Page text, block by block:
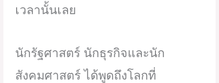
เวลานั้นเลย
นักรัฐศาสตร์ นักธุรกิจและนัก
สังคมศาสตร์ ได้พูดถึงโลกที่